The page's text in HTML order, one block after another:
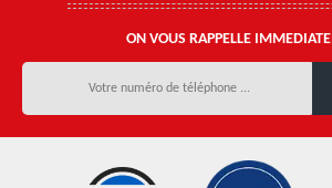
ON VOUS RAPPELLE